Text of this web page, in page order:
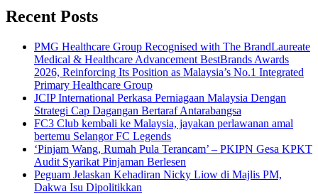
Recent Posts
PMG Healthcare Group Recognised with The BrandLaureate
Medical & Healthcare Advancement BestBrands Awards
2026, Reinforcing Its Position as Malaysia’s No.1 Integrated
Primary Healthcare Group
JCIP International Perkasa Perniagaan Malaysia Dengan
Strategi Cap Dagangan Bertaraf Antarabangsa
FC3 Club kembali ke Malaysia, jayakan perlawanan amal
bertemu Selangor FC Legends
‘Pinjam Wang, Rumah Pula Terancam’ – PKIPN Gesa KPKT
Audit Syarikat Pinjaman Berlesen
Peguam Jelaskan Kehadiran Nicky Liow di Majlis PM,
Dakwa Isu Dipolitikkan